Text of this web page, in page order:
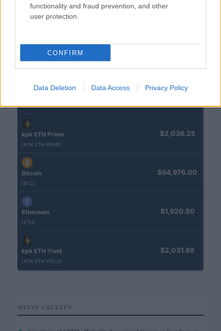
functionality and fraud prevention, and other
user protection.
CONFIRM
Data Deletion Data Access Privacy Policy
Stride Staked Injective
(FIBO)
$0.0085
kpk ETH Prime
(KPK ETH PRIME)
$2,036.25
Bitcoin
(BTC)
$64,976.00
Ethereum
(ETH)
$1,920.60
kpk ETH Yield
(KPK ETH YIELD)
$2,031.88
MEEST GELEZEN